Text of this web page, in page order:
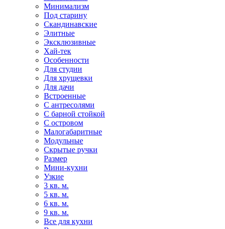
Минимализм
Под старину
Скандинавские
Элитные
Эксклюзивные
Хай-тек
Особенности
Для студии
Для хрущевки
Для дачи
Встроенные
С антресолями
С барной стойкой
С островом
Малогабаритные
Модульные
Скрытые ручки
Размер
Мини-кухни
Узкие
3 кв. м.
5 кв. м.
6 кв. м.
9 кв. м.
Все для кухни